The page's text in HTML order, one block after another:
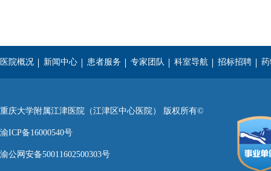
医院概况 新闻中心 患者服务 专家团队 科室导航 招标招聘
重庆大学附属江津医院（江津区中心医院） 版权所有©
渝ICP备16000540号
渝公网安备50011602500303号